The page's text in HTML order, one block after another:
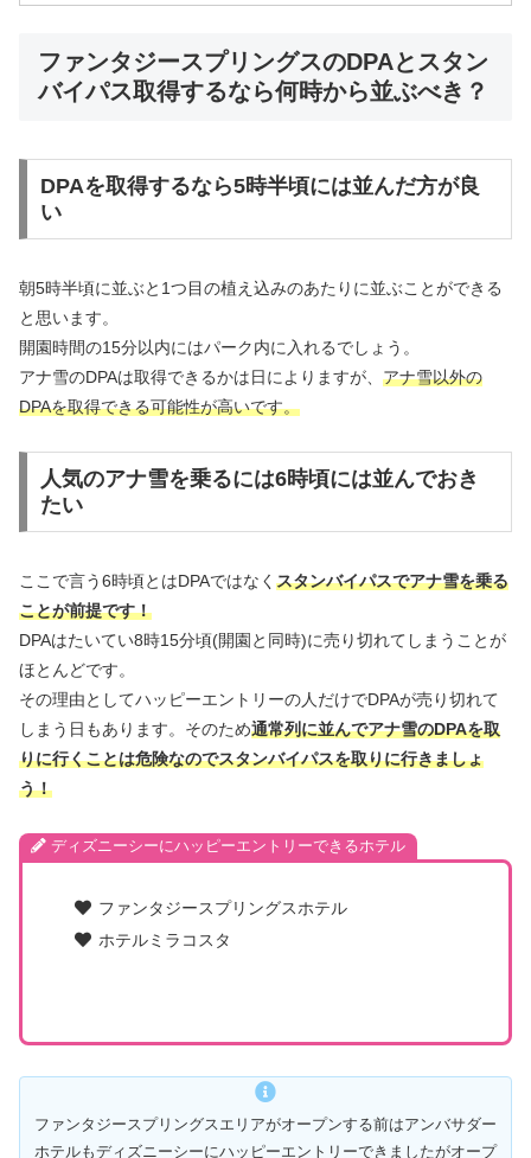
ファンタジースプリングスのDPAとスタン
バイパス取得するなら何時から並ぶべき？
DPAを取得するなら5時半頃には並んだ方が良
い
朝5時半頃に並ぶと1つ目の植え込みのあたりに並ぶことができる
と思います。
開園時間の15分以内にはパーク内に入れるでしょう。
アナ雪のDPAは取得できるかは日によりますが、 アナ雪以外の
DPAを取得できる可能性が高いです。
人気のアナ雪を乗るには6時頃には並んでおき
たい
ここで言う6時頃とはDPAではなく スタンバイパスでアナ雪を乗る
ことが前提です！
DPAはたいてい8時15分頃(開園と同時)に売り切れてしまうことが
ほとんどです。
その理由としてハッピーエントリーの人だけでDPAが売り切れて
しまう日もあります。そのため通常列に並んでアナ雪のDPAを取
りに行くことは危険なのでスタンバイパスを取りに行きましょ
う！
ディズニーシーにハッピーエントリーできるホテル
ファンタジースプリングスホテル
ホテルミラコスタ
ファンタジースプリングスエリアがオープンする前はアンバサダー
ホテルもディズニーシーにハッピーエントリーできましたがオープ